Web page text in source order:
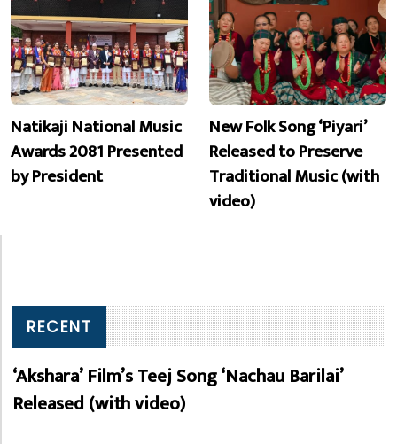
Natikaji National Music
Awards 2081 Presented
by President
New Folk Song ‘Piyari’
Released to Preserve
Traditional Music (with
video)
RECENT
‘Akshara’ Film’s Teej Song ‘Nachau Barilai’
Released (with video)